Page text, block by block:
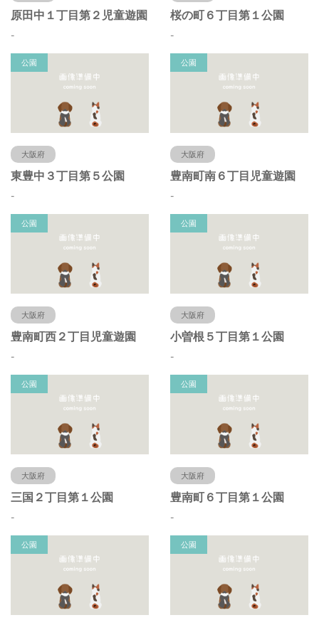
原田中１丁目第２児童遊園
-
桜の町６丁目第１公園
-
公園
大阪府
東豊中３丁目第５公園
-
公園
大阪府
豊南町南６丁目児童遊園
-
公園
大阪府
豊南町西２丁目児童遊園
-
公園
大阪府
小曽根５丁目第１公園
-
公園
大阪府
三国２丁目第１公園
-
公園
大阪府
豊南町６丁目第１公園
-
公園 公園